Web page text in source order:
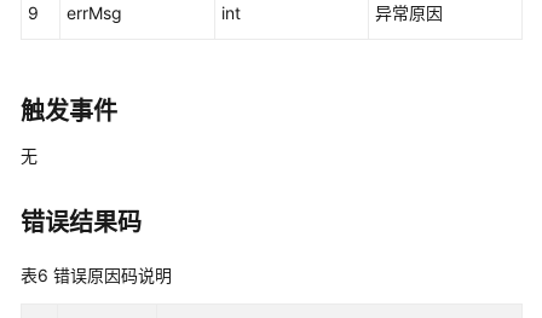
（V1）
（v2）
删
9 errMsg int 异常原因
触发事件
无
错误结果码
表6 错误原因码说明